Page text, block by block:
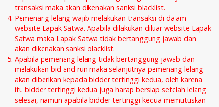
transaksi maka akan dikenakan sanksi blacklist.
Pemenang lelang wajib melakukan transaksi di dalam
website Lapak Satwa. Apabila dilakukan diluar website Lapak
Satwa maka Lapak Satwa tidak bertanggung jawab dan
akan dikenakan sanksi blacklist.
Apabila pemenang lelang tidak bertanggung jawab dan
melakukan bid and run maka selanjutnya pemenang lelang
akan diberikan kepada bidder tertinggi kedua, oleh karena
itu bidder tertinggi kedua juga harap bersiap setelah lelang
selesai, namun apabila bidder tertinggi kedua memutuskan